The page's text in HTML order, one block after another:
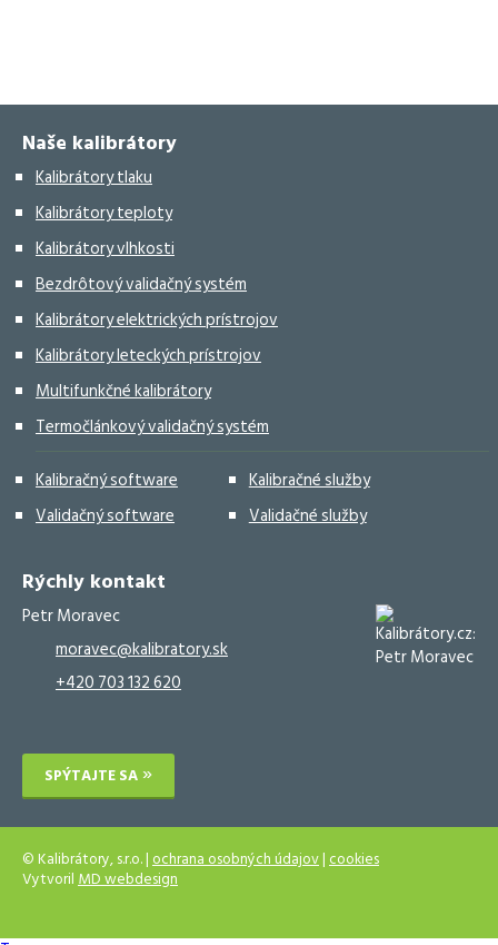
Naše kalibrátory
Kalibrátory tlaku
Kalibrátory teploty
Kalibrátory vlhkosti
Bezdrôtový validačný systém
Kalibrátory elektrických prístrojov
Kalibrátory leteckých prístrojov
Multifunkčné kalibrátory
Termočlánkový validačný systém
Kalibračný software
Kalibračné služby
Validačný software
Validačné služby
Rýchly kontakt
Petr Moravec
moravec@kalibratory.sk
+420 703 132 620
SPÝTAJTE SA
© Kalibrátory, s.r.o. |ochrana osobných údajov|cookies
VytvorilMD webdesign